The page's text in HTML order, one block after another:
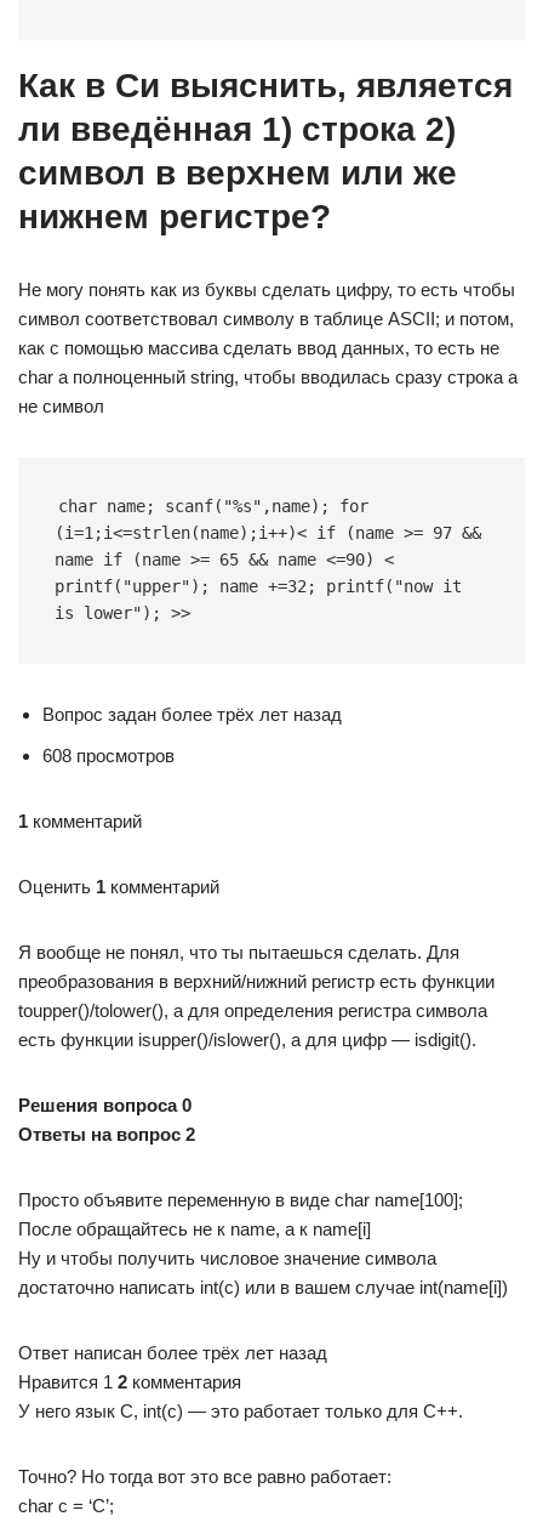
Как в Си выяснить, является
ли введённая 1) строка 2)
символ в верхнем или же
нижнем регистре?
Не могу понять как из буквы сделать цифру, то есть чтобы
символ соответствовал символу в таблице ASCII; и потом,
как с помощью массива сделать ввод данных, то есть не
char а полноценный string, чтобы вводилась сразу строка а
не символ
char name; scanf("%s",name); for
(i=1;i<=strlen(name);i++)< if (name >= 97 &&
name if (name >= 65 && name <=90) <
printf("upper"); name +=32; printf("now it
is lower"); >>
Вопрос задан более трёх лет назад
608 просмотров
1 комментарий
Оценить 1 комментарий
Я вообще не понял, что ты пытаешься сделать. Для
преобразования в верхний/нижний регистр есть функции
toupper()/tolower(), а для определения регистра символа
есть функции isupper()/islower(), а для цифр — isdigit().
Решения вопроса 0
Ответы на вопрос 2
Просто объявите переменную в виде char name[100];
После обращайтесь не к name, а к name[i]
Ну и чтобы получить числовое значение символа
достаточно написать int(c) или в вашем случае int(name[i])
Ответ написан более трёх лет назад
Нравится 1 2 комментария
У него язык C, int(c) — это работает только для C++.
Точно? Но тогда вот это все равно работает:
char c = ‘C’;